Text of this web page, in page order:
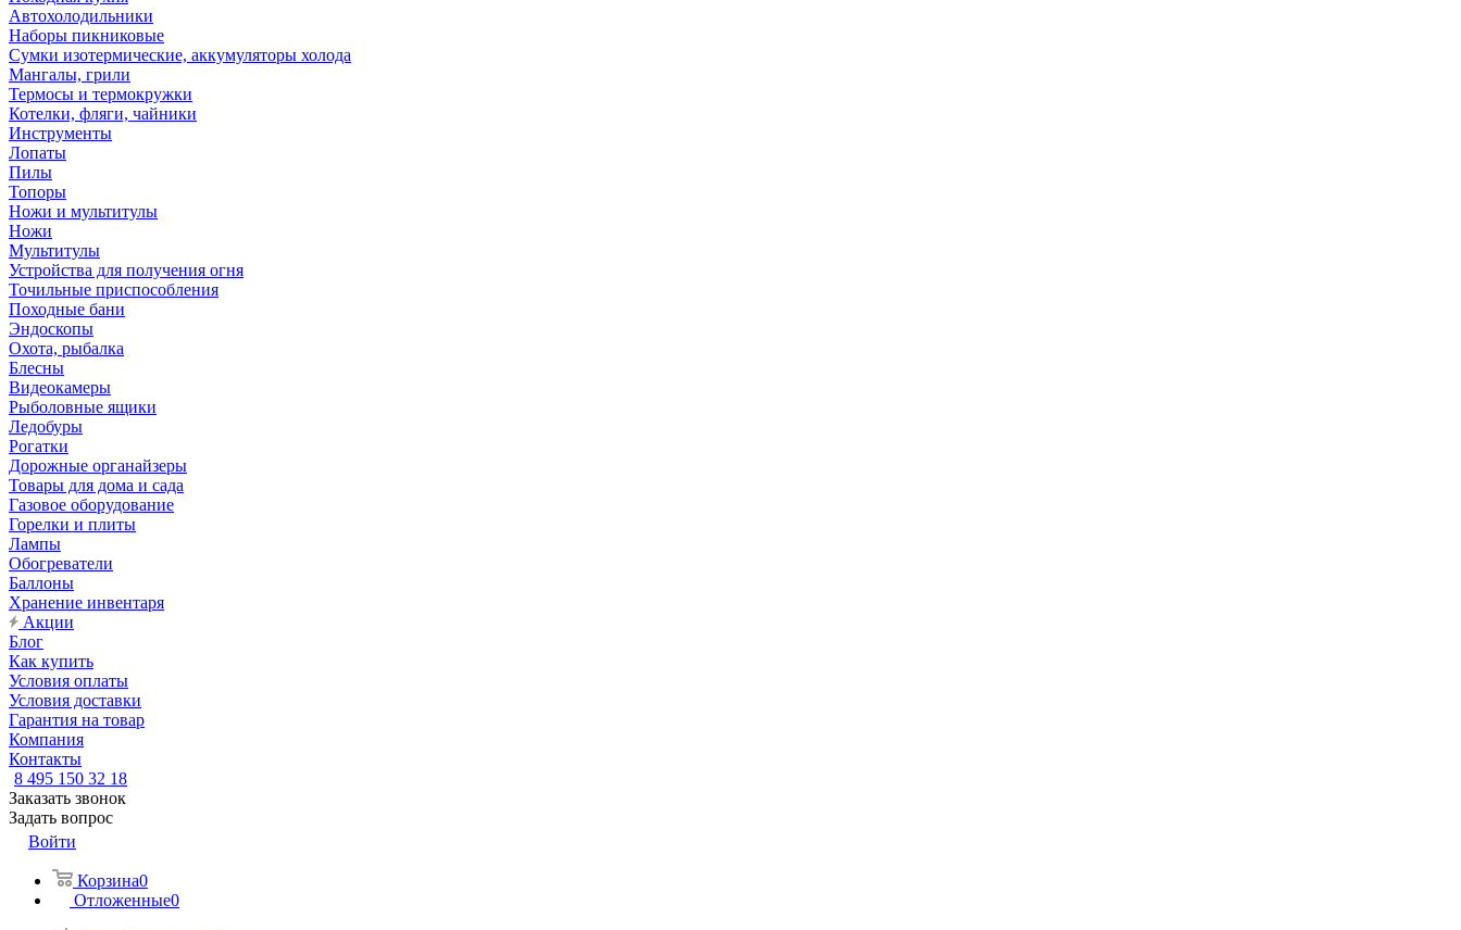
Автохолодильники
Наборы пикниковые
Сумки изотермические, аккумуляторы холода
Мангалы, грили
Термосы и термокружки
Котелки, фляги, чайники
Инструменты
Лопаты
Пилы
Топоры
Ножи и мультитулы
Ножи
Мультитулы
Устройства для получения огня
Точильные приспособления
Походные бани
Эндоскопы
Охота, рыбалка
Блесны
Видеокамеры
Рыболовные ящики
Ледобуры
Рогатки
Дорожные органайзеры
Товары для дома и сада
Газовое оборудование
Горелки и плиты
Лампы
Обогреватели
Баллоны
Хранение инвентаря
Акции
Блог
Как купить
Условия оплаты
Условия доставки
Гарантия на товар
Компания
Контакты
8 495 150 32 18
Заказать звонок
Задать вопрос
Войти
Корзина0
Отложенные0